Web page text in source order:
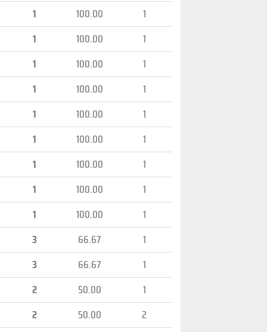
1 100.00
1
1 100.00
1
1 100.00
1
1 100.00
1
1 100.00
1
1 100.00
1
1 100.00
1
1 100.00
1
1 100.00
1
3 66.67
1
3 66.67
1
2 50.00
1
2 50.00
2